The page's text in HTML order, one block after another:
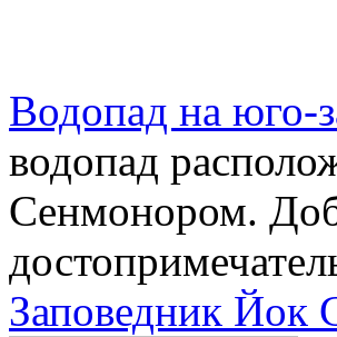
Водопад на юго-
водопад
Сенмонором.
Заповедник